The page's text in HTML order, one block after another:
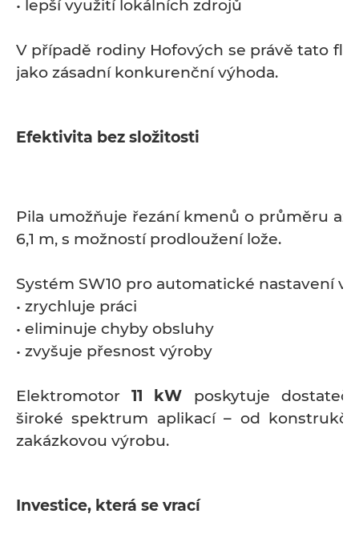
• lepší využití lokálních zdrojů
V případě rodiny Hofových se právě tato
jako zásadní konkurenční výhoda.
Efektivita bez složitosti
Pila umožňuje řezání kmenů o průměru až
6,1 m, s možností prodloužení lože.
Systém SW10 pro automatické nastavení
• zrychluje práci
• eliminuje chyby obsluhy
• zvyšuje přesnost výroby
Elektromotor11 kW poskytuje
široké spektrum aplikací – od
zakázkovou výrobu.
Investice, která se vrací